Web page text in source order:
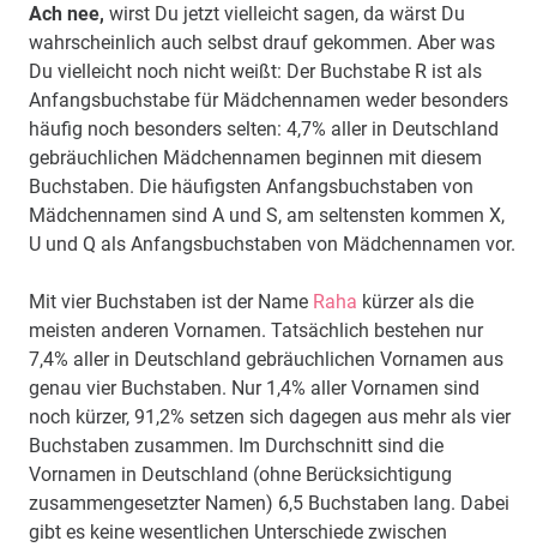
Ach nee, wirst Du jetzt vielleicht sagen, da wärst Du
wahrscheinlich auch selbst drauf gekommen. Aber was
Du vielleicht noch nicht weißt: Der Buchstabe R ist als
Anfangsbuchstabe für Mädchennamen weder besonders
häufig noch besonders selten: 4,7% aller in Deutschland
gebräuchlichen Mädchennamen beginnen mit diesem
Buchstaben. Die häufigsten Anfangsbuchstaben von
Mädchennamen sind A und S, am seltensten kommen X,
U und Q als Anfangsbuchstaben von Mädchennamen vor.
Mit vier Buchstaben ist der Name Raha kürzer als die
meisten anderen Vornamen. Tatsächlich bestehen nur
7,4% aller in Deutschland gebräuchlichen Vornamen aus
genau vier Buchstaben. Nur 1,4% aller Vornamen sind
noch kürzer, 91,2% setzen sich dagegen aus mehr als vier
Buchstaben zusammen. Im Durchschnitt sind die
Vornamen in Deutschland (ohne Berücksichtigung
zusammengesetzter Namen) 6,5 Buchstaben lang. Dabei
gibt es keine wesentlichen Unterschiede zwischen